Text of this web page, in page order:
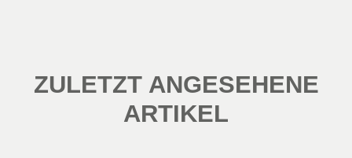
ZULETZT ANGESEHENE
ARTIKEL